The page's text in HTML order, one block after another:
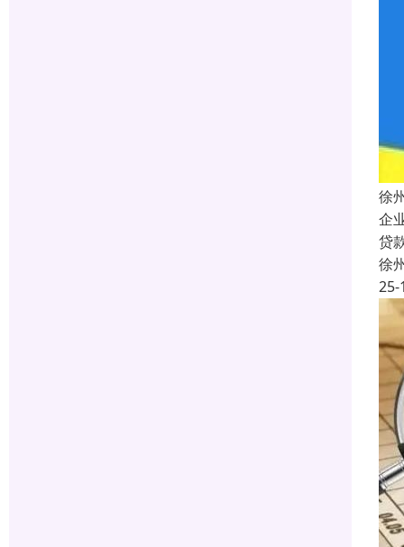
徐
企
贷
徐
25-